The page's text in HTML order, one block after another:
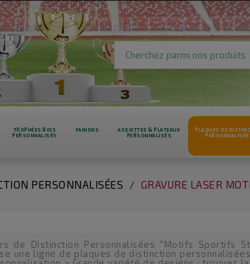
TROPHÉES BOIS
PERSONNALISÉS
FANIONS
ASSIETTES & PLATEAUX
PERSONNALISÉS
PLAQUES DE
PERSONNALISÉES GRAVURE LASER
de Distinction Personnalisées "Motifs Sportifs
une ligne de plaques de distinction